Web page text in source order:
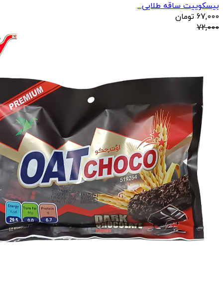
بیسکوییت ساقه طلایی...
67,000 تومان
72,000